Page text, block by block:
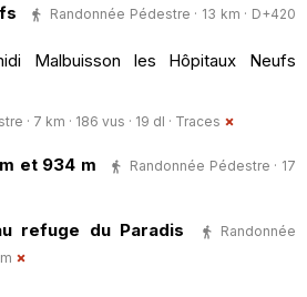
Randonnée Pédestre · 13 km · D+420
Malbuisson les Hôpitaux Neufs
· 7 km · 186 vus · 19 dl · Traces
et 934 m
Randonnée Pédestre · 17
refuge du Paradis
Randonnée